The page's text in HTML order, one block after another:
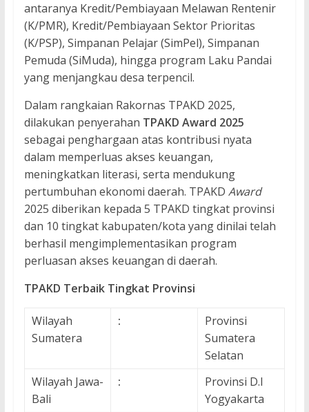
antaranya Kredit/Pembiayaan Melawan Rentenir
(K/PMR), Kredit/Pembiayaan Sektor Prioritas
(K/PSP), Simpanan Pelajar (SimPel), Simpanan
Pemuda (SiMuda), hingga program Laku Pandai
yang menjangkau desa terpencil.
Dalam rangkaian Rakornas TPAKD 2025,
dilakukan penyerahan TPAKD Award 2025
sebagai penghargaan atas kontribusi nyata
dalam memperluas akses keuangan,
meningkatkan literasi, serta mendukung
pertumbuhan ekonomi daerah. TPAKD Award
2025 diberikan kepada 5 TPAKD tingkat provinsi
dan 10 tingkat kabupaten/kota yang dinilai telah
berhasil mengimplementasikan program
perluasan akses keuangan di daerah.
TPAKD Terbaik Tingkat Provinsi
Wilayah
Sumatera
:
Provinsi
Sumatera
Selatan
Wilayah Jawa-
Bali
:
Provinsi D.I
Yogyakarta